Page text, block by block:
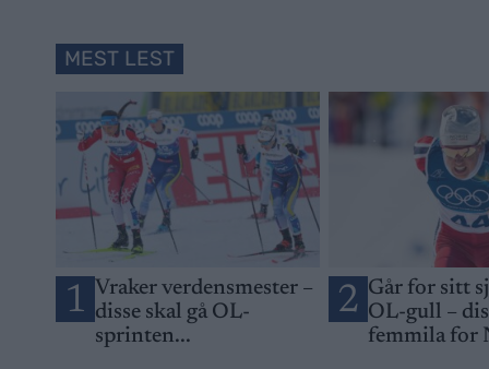
MEST LEST
1 Vraker verdensmester –
disse skal gå OL-
sprinten...
2 Går for sitt
OL-gull –
femmila for